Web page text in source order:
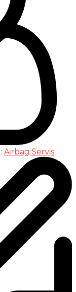
Airbag Servis